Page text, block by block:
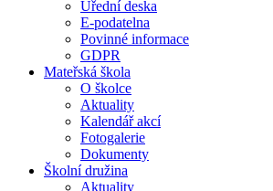
Úřední deska
E-podatelna
Povinné informace
GDPR
Mateřská škola
O školce
Aktuality
Kalendář akcí
Fotogalerie
Dokumenty
Školní družina
Aktuality